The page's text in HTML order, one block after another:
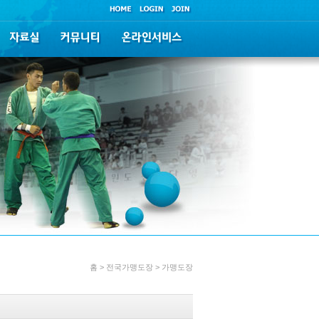
홈 > 전국가맹도장 > 가맹도장